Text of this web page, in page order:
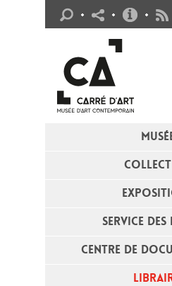
SERVICE DES
CENTRE DE
Infos